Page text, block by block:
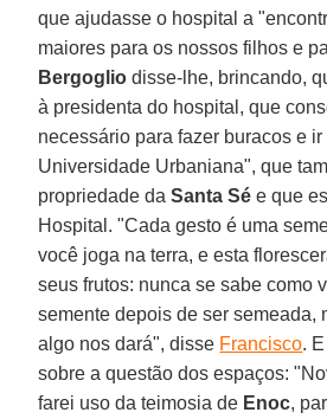
que ajudasse o hospital a
maiores para os nossos filhos e
Bergoglio disse-lhe, brincando,
à presidenta do hospital, que
necessário para fazer buracos e ir
Universidade Urbaniana", que
propriedade da Santa Sé e que
Hospital. "Cada gesto é uma
você joga na terra, e esta
seus frutos: nunca se sabe como
semente depois de ser semeada,
algo nos dará", disse Francisco.
sobre a questão dos espaços:
farei uso da teimosia de Enoc,